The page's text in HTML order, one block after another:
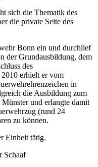
sich die Thematik des
die private Seite des
Bonn ein und durchlief
der Grundausbildung, dem
des
erhielt er vom
in
die Ausbildung zum
und erlangte damit
(rund 24
zu können.
Einheit tätig.